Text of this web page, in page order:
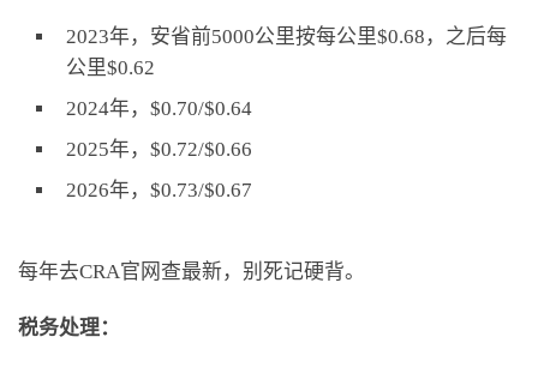
2023年，安省前5000公里按每公里$0.68，之后每
公里$0.62
2024年，$0.70/$0.64
2025年，$0.72/$0.66
2026年，$0.73/$0.67
每年去CRA官网查最新，别死记硬背。
税务处理：